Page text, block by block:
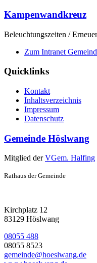
Kampenwandkreuz
Beleuchtungszeiten /
Zum Intranet
Quicklinks
Kontakt
Inhaltsverzeichnis
Impressum
Datenschutz
Gemeinde Höslwang
Mitglied derVGem. Halfing
Rathaus der Gemeinde
Kirchplatz 12
83129 Höslwang
08055 488
08055 8523
gemeinde@hoeslwang.de